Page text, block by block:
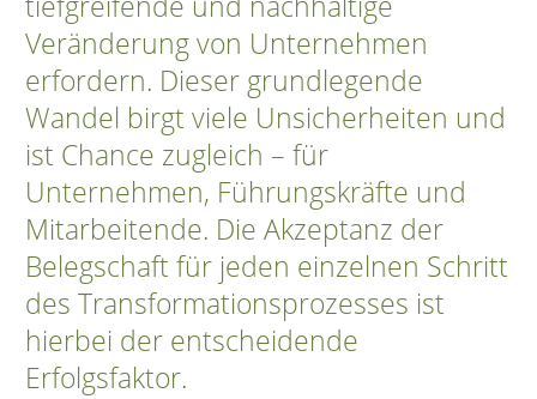
Veränderung von Unternehmen
erfordern. Dieser grundlegende
Wandel birgt viele Unsicherheiten und
ist Chance zugleich – für
Unternehmen, Führungskräfte und
Mitarbeitende. Die Akzeptanz der
Belegschaft für jeden einzelnen Schritt
des Transformationsprozesses ist
hierbei der entscheidende
Erfolgsfaktor.